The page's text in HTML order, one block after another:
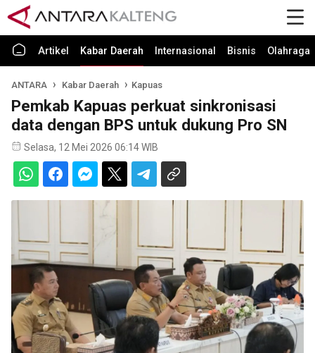
Artikel Kabar Daerah Internasional Bisnis Olahraga
ANTARA Kabar Daerah Kapuas
Pemkab Kapuas perkuat sinkronisasi
data dengan BPS untuk dukung Pro SN
Selasa, 12 Mei 2026 06:14 WIB